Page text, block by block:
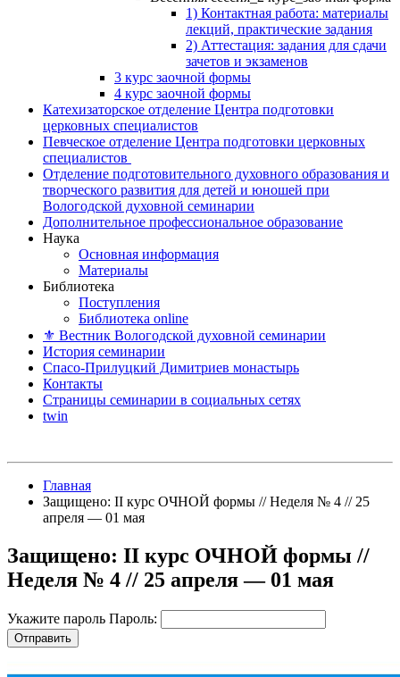
1) Контактная работа: материалы
лекций, практические задания
2) Аттестация: задания для сдачи
зачетов и экзаменов
3 курс заочной формы
4 курс заочной формы
Катехизаторское отделение Центра подготовки
церковных специалистов
Певческое отделение Центра подготовки церковных
специалистов
Отделение подготовительного духовного образования и
творческого развития для детей и юношей при
Вологодской духовной семинарии
Дополнительное профессиональное образование
Наука
Основная информация
Материалы
Библиотека
Поступления
Библиотека online
⚜ Вестник Вологодской духовной семинарии
История семинарии
Спасо-Прилуцкий Димитриев монастырь
Контакты
Страницы семинарии в социальных сетях
twin
Главная
Защищено: II курс ОЧНОЙ формы // Неделя № 4 // 25
апреля — 01 мая
Защищено: II курс ОЧНОЙ формы //
Неделя № 4 // 25 апреля — 01 мая
Укажите пароль Пароль: